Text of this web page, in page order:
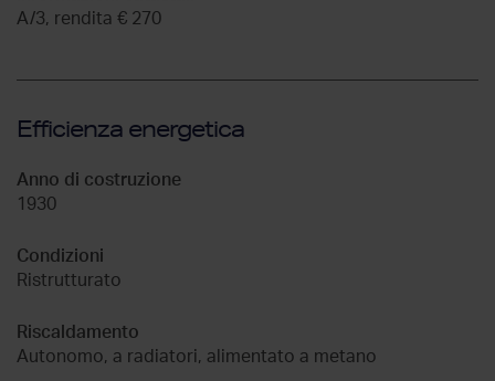
A/3, rendita € 270
Efficienza energetica
Anno di costruzione
1930
Condizioni
Ristrutturato
Riscaldamento
Autonomo, a radiatori, alimentato a metano